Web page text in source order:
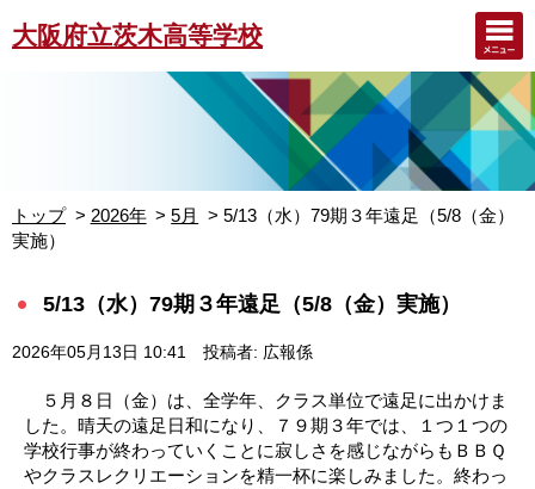
大阪府立茨木高等学校
トップ 2026年 5月
5/13（水）79期３年遠足（5/8（金）
実施）
5/13（水）79期３年遠足（5/8（金）実施）
2026年05月13日 10:41 投稿者: 広報係
５月８日（金）は、全学年、クラス単位で遠足に出かけま
した。晴天の遠足日和になり、７９期３年では、１つ１つの
学校行事が終わっていくことに寂しさを感じながらもＢＢＱ
やクラスレクリエーションを精一杯に楽しみました。終わっ